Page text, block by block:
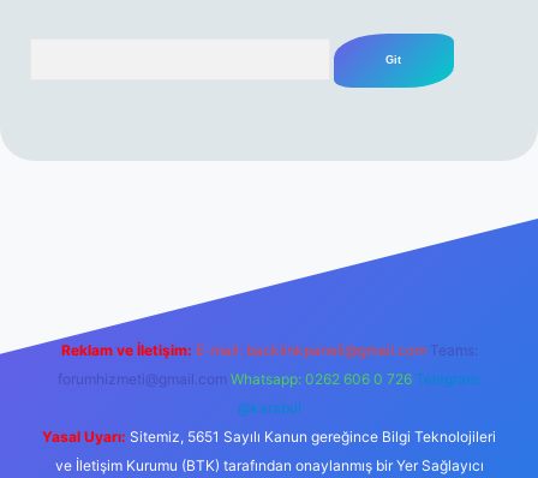
Reklam ve İletişim: E-mail: backlinkpaneli@gmail.com Teams:
forumhizmeti@gmail.com Whatsapp: 0262 606 0 726 Telegram:
@karabul
Yasal Uyarı: Sitemiz, 5651 Sayılı Kanun gereğince Bilgi Teknolojileri
ve İletişim Kurumu (BTK) tarafından onaylanmış bir Yer Sağlayıcı